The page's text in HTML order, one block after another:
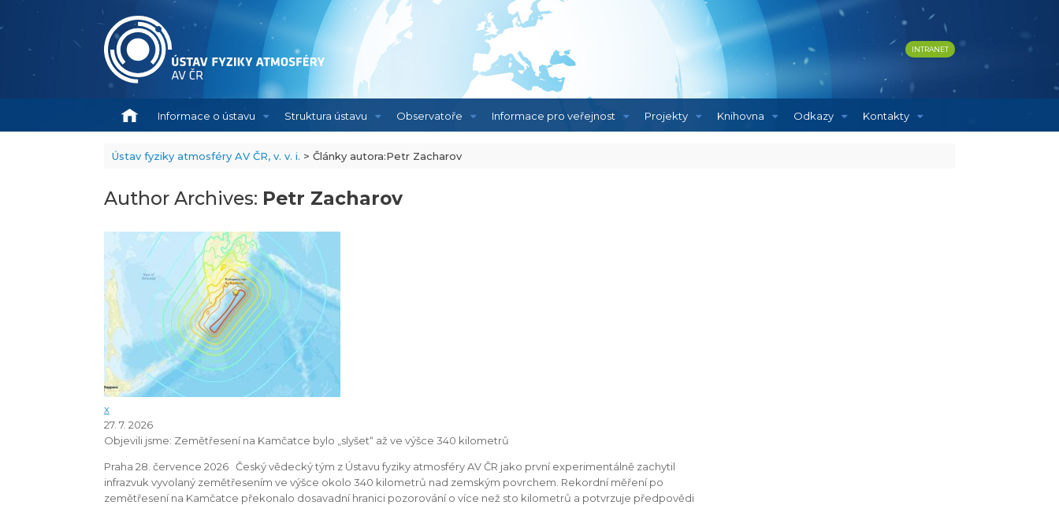
INTRANET
Informace o ústavu Struktura ústavu Observatoře Informace pro veřejnost Projekty Knihovna Odkazy Kontakty
Ústav fyziky atmosféry AV ČR, v. v. i. > Články autora:Petr Zacharov
Author Archives: Petr Zacharov
x
27. 7. 2026
Objevili jsme: Zemětřesení na Kamčatce bylo „slyšet“ až ve výšce 340 kilometrů
Praha 28. července 2026 Český vědecký tým z Ústavu fyziky atmosféry AV ČR jako první experimentálně zachytil
infrazvuk vyvolaný zemětřesením ve výšce okolo 340 kilometrů nad zemským povrchem. Rekordní měření po
zemětřesení na Kamčatce překonalo dosavadní hranici pozorování o více než sto kilometrů a potvrzuje předpovědi